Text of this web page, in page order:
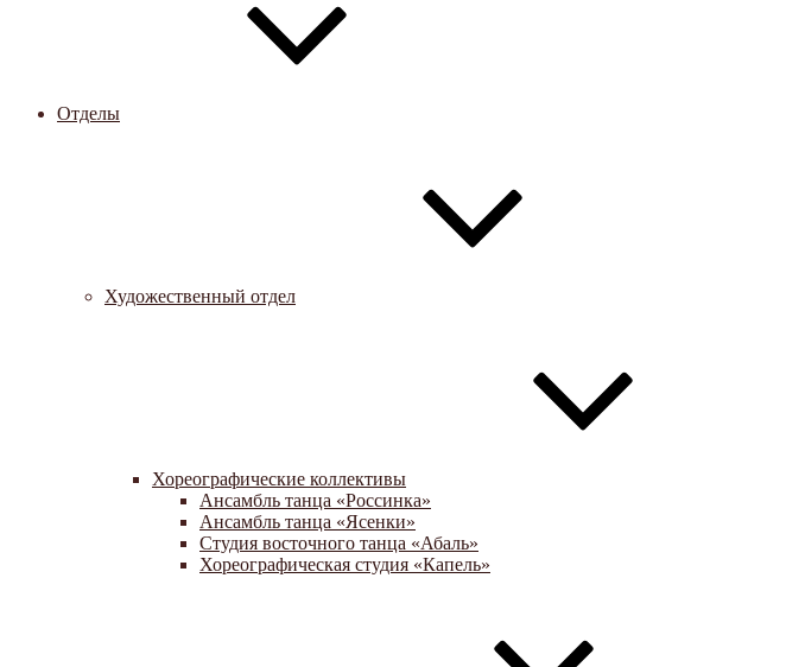
Отделы
Художественный отдел
Хореографические коллективы
Ансамбль танца «Россинка»
Ансамбль танца «Ясенки»
Студия восточного танца «Абаль»
Хореографическая студия «Капель»